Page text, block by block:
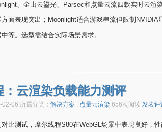
、金山云鎏光、Parsec和点量云流四款实时云渲
面表现突出；Moonlight适合游戏串流但限制
等。选型需结合实际场景需求。
：云渲染负载能力测评
06 所属分类： 解决方案 , 点量云渲染 656次阅读 发表评
比测试，摩尔线程S80在WebGL场景中表现良好，